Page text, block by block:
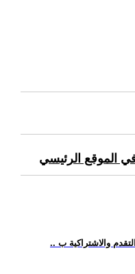
الموقع الرئيسي
والاشتراكية ب